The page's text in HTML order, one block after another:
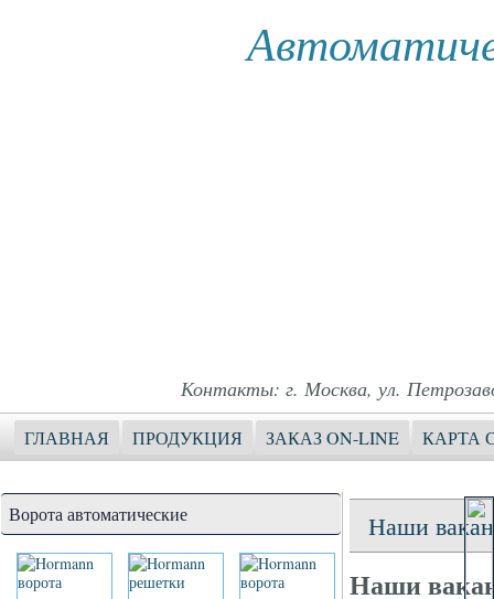
Контакты: г. Москва, ул.
ГЛАВНАЯ ПРОДУКЦИЯ ЗАКАЗ ON-LINE КАРТА
Ворота автоматические Наши
Наши